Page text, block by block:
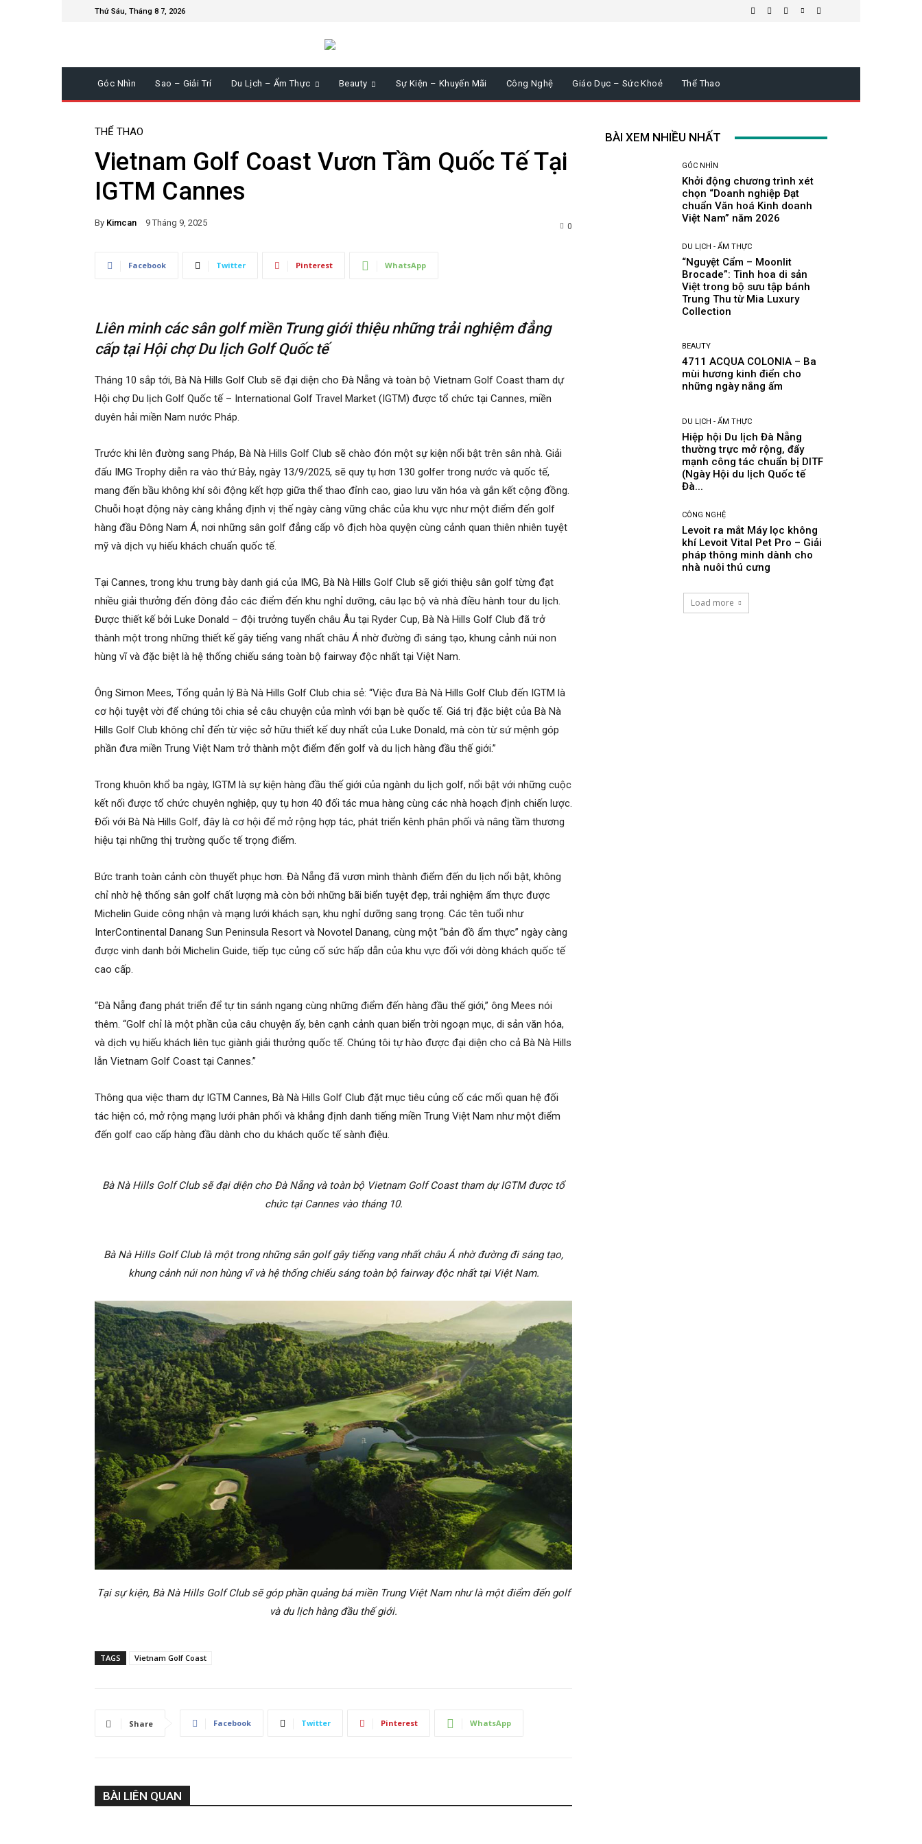
Thứ Sáu, Tháng 8 7, 2026
Góc Nhìn Sao – Giải Trí Du Lịch – Ẩm Thực Beauty Sự Kiện – Khuyến Mãi Công Nghệ Giáo Dục – Sức Khoẻ Thể Thao
THỂ THAO
Vietnam Golf Coast Vươn Tầm Quốc Tế Tại
IGTM Cannes
By Kimcan 9 Tháng 9, 2025 0
Facebook Twitter Pinterest WhatsApp
Liên minh các sân golf miền Trung giới thiệu những trải nghiệm đẳng
cấp tại Hội chợ Du lịch Golf Quốc tế
Tháng 10 sắp tới, Bà Nà Hills Golf Club sẽ đại diện cho Đà Nẵng và toàn bộ Vietnam Golf Coast tham dự
Hội chợ Du lịch Golf Quốc tế – International Golf Travel Market (IGTM) được tổ chức tại Cannes, miền
duyên hải miền Nam nước Pháp.
Trước khi lên đường sang Pháp, Bà Nà Hills Golf Club sẽ chào đón một sự kiện nổi bật trên sân nhà. Giải
đấu IMG Trophy diễn ra vào thứ Bảy, ngày 13/9/2025, sẽ quy tụ hơn 130 golfer trong nước và quốc tế,
mang đến bầu không khí sôi động kết hợp giữa thể thao đỉnh cao, giao lưu văn hóa và gắn kết cộng đồng.
Chuỗi hoạt động này càng khẳng định vị thế ngày càng vững chắc của khu vực như một điểm đến golf
hàng đầu Đông Nam Á, nơi những sân golf đẳng cấp vô địch hòa quyện cùng cảnh quan thiên nhiên tuyệt
mỹ và dịch vụ hiếu khách chuẩn quốc tế.
Tại Cannes, trong khu trưng bày danh giá của IMG, Bà Nà Hills Golf Club sẽ giới thiệu sân golf từng đạt
nhiều giải thưởng đến đông đảo các điểm đến khu nghỉ dưỡng, câu lạc bộ và nhà điều hành tour du lịch.
Được thiết kế bởi Luke Donald – đội trưởng tuyển châu Âu tại Ryder Cup, Bà Nà Hills Golf Club đã trở
thành một trong những thiết kế gây tiếng vang nhất châu Á nhờ đường đi sáng tạo, khung cảnh núi non
hùng vĩ và đặc biệt là hệ thống chiếu sáng toàn bộ fairway độc nhất tại Việt Nam.
Ông Simon Mees, Tổng quản lý Bà Nà Hills Golf Club chia sẻ: “Việc đưa Bà Nà Hills Golf Club đến IGTM là
cơ hội tuyệt vời để chúng tôi chia sẻ câu chuyện của mình với bạn bè quốc tế. Giá trị đặc biệt của Bà Nà
Hills Golf Club không chỉ đến từ việc sở hữu thiết kế duy nhất của Luke Donald, mà còn từ sứ mệnh góp
phần đưa miền Trung Việt Nam trở thành một điểm đến golf và du lịch hàng đầu thế giới.”
Trong khuôn khổ ba ngày, IGTM là sự kiện hàng đầu thế giới của ngành du lịch golf, nổi bật với những cuộc
kết nối được tổ chức chuyên nghiệp, quy tụ hơn 40 đối tác mua hàng cùng các nhà hoạch định chiến lược.
Đối với Bà Nà Hills Golf, đây là cơ hội để mở rộng hợp tác, phát triển kênh phân phối và nâng tầm thương
hiệu tại những thị trường quốc tế trọng điểm.
Bức tranh toàn cảnh còn thuyết phục hơn. Đà Nẵng đã vươn mình thành điểm đến du lịch nổi bật, không
chỉ nhờ hệ thống sân golf chất lượng mà còn bởi những bãi biển tuyệt đẹp, trải nghiệm ẩm thực được
Michelin Guide công nhận và mạng lưới khách sạn, khu nghỉ dưỡng sang trọng. Các tên tuổi như
InterContinental Danang Sun Peninsula Resort và Novotel Danang, cùng một “bản đồ ẩm thực” ngày càng
được vinh danh bởi Michelin Guide, tiếp tục củng cố sức hấp dẫn của khu vực đối với dòng khách quốc tế
cao cấp.
“Đà Nẵng đang phát triển để tự tin sánh ngang cùng những điểm đến hàng đầu thế giới,” ông Mees nói
thêm. “Golf chỉ là một phần của câu chuyện ấy, bên cạnh cảnh quan biển trời ngoạn mục, di sản văn hóa,
và dịch vụ hiếu khách liên tục giành giải thưởng quốc tế. Chúng tôi tự hào được đại diện cho cả Bà Nà Hills
lẫn Vietnam Golf Coast tại Cannes.”
Thông qua việc tham dự IGTM Cannes, Bà Nà Hills Golf Club đặt mục tiêu củng cố các mối quan hệ đối
tác hiện có, mở rộng mạng lưới phân phối và khẳng định danh tiếng miền Trung Việt Nam như một điểm
đến golf cao cấp hàng đầu dành cho du khách quốc tế sành điệu.
Bà Nà Hills Golf Club sẽ đại diện cho Đà Nẵng và toàn bộ Vietnam Golf Coast tham dự IGTM được tổ
chức tại Cannes vào tháng 10.
Bà Nà Hills Golf Club là một trong những sân golf gây tiếng vang nhất châu Á nhờ đường đi sáng tạo,
khung cảnh núi non hùng vĩ và hệ thống chiếu sáng toàn bộ fairway độc nhất tại Việt Nam.
Tại sự kiện, Bà Nà Hills Golf Club sẽ góp phần quảng bá miền Trung Việt Nam như là một điểm đến golf
và du lịch hàng đầu thế giới.
TAGS Vietnam Golf Coast
Share Facebook Twitter Pinterest WhatsApp
BÀI LIÊN QUAN
BÀI XEM NHIỀU NHẤT
GÓC NHÌN
Khởi động chương trình xét
chọn “Doanh nghiệp Đạt
chuẩn Văn hoá Kinh doanh
Việt Nam” năm 2026
DU LỊCH - ẨM THỰC
“Nguyệt Cẩm – Moonlit
Brocade”: Tinh hoa di sản
Việt trong bộ sưu tập bánh
Trung Thu từ Mia Luxury
Collection
BEAUTY
4711 ACQUA COLONIA – Ba
mùi hương kinh điển cho
những ngày nắng ấm
DU LỊCH - ẨM THỰC
Hiệp hội Du lịch Đà Nẵng
thường trực mở rộng, đẩy
mạnh công tác chuẩn bị DITF
(Ngày Hội du lịch Quốc tế
Đà...
CÔNG NGHỆ
Levoit ra mắt Máy lọc không
khí Levoit Vital Pet Pro – Giải
pháp thông minh dành cho
nhà nuôi thú cưng
Load more